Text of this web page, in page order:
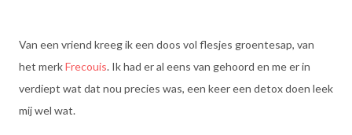
Van een vriend kreeg ik een doos vol flesjes groentesap, van
het merkFrecouis. Ik had er al eens van gehoord en me er in
verdiept wat dat nou precies was, een keer een detox doen leek
mij wel wat.